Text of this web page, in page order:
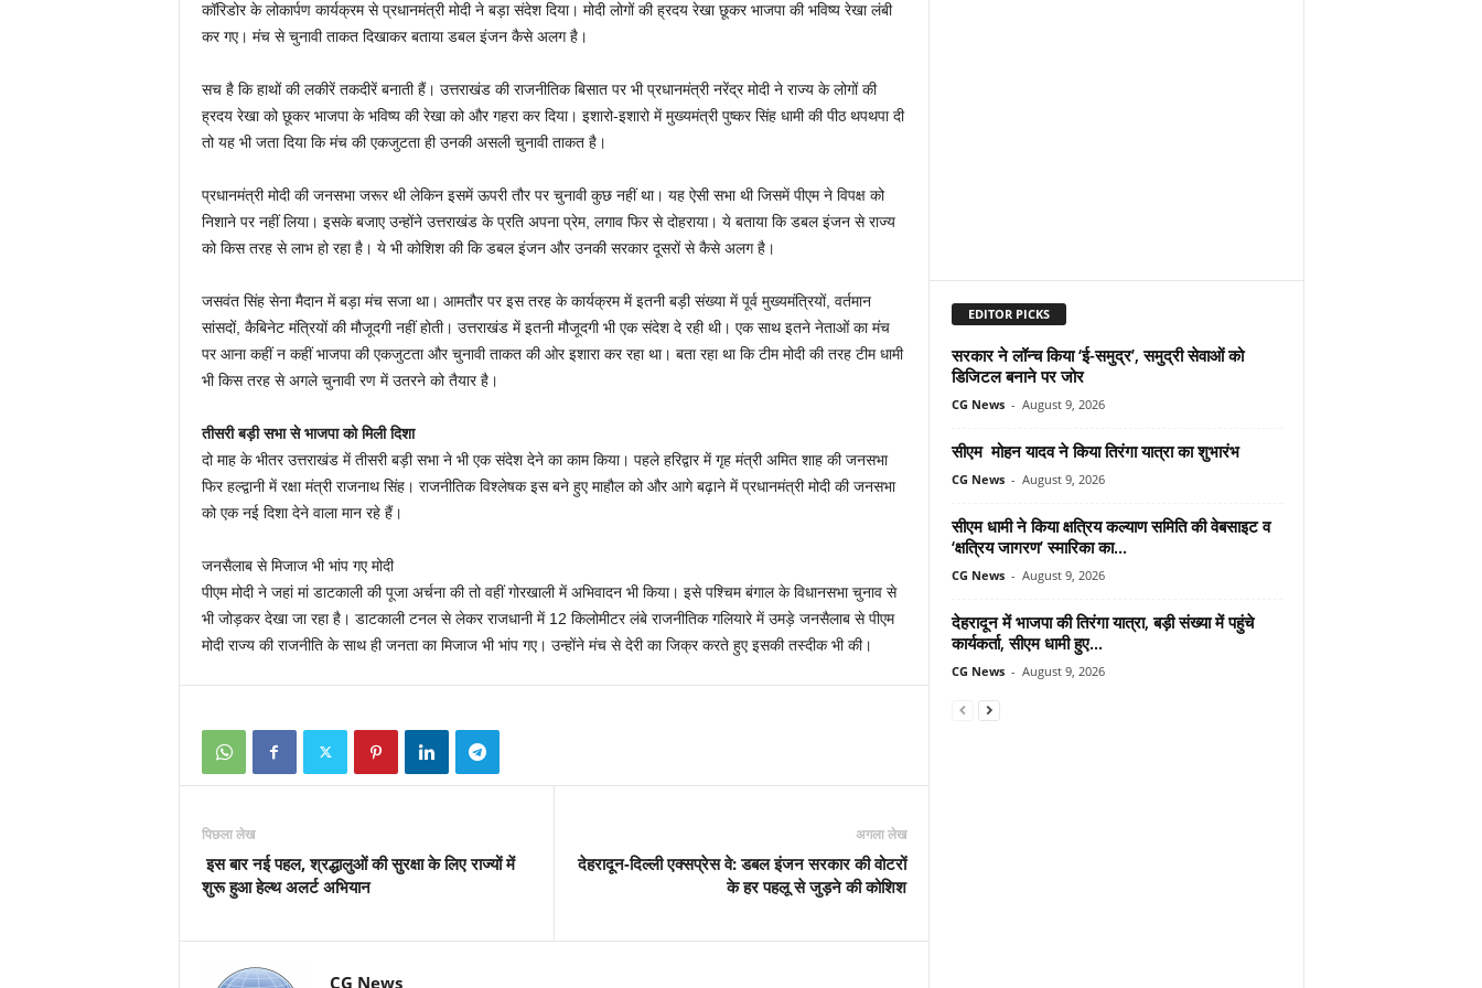
कॉरिडोर के लोकार्पण कार्यक्रम से प्रधानमंत्री मोदी ने बड़ा संदेश दिया। मोदी लोगों की ह्रदय रेखा छूकर भाजपा की भविष्य रेखा लंबी
कर गए। मंच से चुनावी ताकत दिखाकर बताया डबल इंजन कैसे अलग है।
सच है कि हाथों की लकीरें तकदीरें बनाती हैं। उत्तराखंड की राजनीतिक बिसात पर भी प्रधानमंत्री नरेंद्र मोदी ने राज्य के लोगों की
ह्रदय रेखा को छूकर भाजपा के भविष्य की रेखा को और गहरा कर दिया। इशारो-इशारो में मुख्यमंत्री पुष्कर सिंह धामी की पीठ थपथपा दी
तो यह भी जता दिया कि मंच की एकजुटता ही उनकी असली चुनावी ताकत है।
प्रधानमंत्री मोदी की जनसभा जरूर थी लेकिन इसमें ऊपरी तौर पर चुनावी कुछ नहीं था। यह ऐसी सभा थी जिसमें पीएम ने विपक्ष को
निशाने पर नहीं लिया। इसके बजाए उन्होंने उत्तराखंड के प्रति अपना प्रेम, लगाव फिर से दोहराया। ये बताया कि डबल इंजन से राज्य
को किस तरह से लाभ हो रहा है। ये भी कोशिश की कि डबल इंजन और उनकी सरकार दूसरों से कैसे अलग है।
जसवंत सिंह सेना मैदान में बड़ा मंच सजा था। आमतौर पर इस तरह के कार्यक्रम में इतनी बड़ी संख्या में पूर्व मुख्यमंत्रियों, वर्तमान
सांसदों, कैबिनेट मंत्रियों की मौजूदगी नहीं होती। उत्तराखंड में इतनी मौजूदगी भी एक संदेश दे रही थी। एक साथ इतने नेताओं का मंच
पर आना कहीं न कहीं भाजपा की एकजुटता और चुनावी ताकत की ओर इशारा कर रहा था। बता रहा था कि टीम मोदी की तरह टीम धामी
भी किस तरह से अगले चुनावी रण में उतरने को तैयार है।
तीसरी बड़ी सभा से भाजपा को मिली दिशा
दो माह के भीतर उत्तराखंड में तीसरी बड़ी सभा ने भी एक संदेश देने का काम किया। पहले हरिद्वार में गृह मंत्री अमित शाह की जनसभा
फिर हल्द्वानी में रक्षा मंत्री राजनाथ सिंह। राजनीतिक विश्लेषक इस बने हुए माहौल को और आगे बढ़ाने में प्रधानमंत्री मोदी की जनसभा
को एक नई दिशा देने वाला मान रहे हैं।
जनसैलाब से मिजाज भी भांप गए मोदी
पीएम मोदी ने जहां मां डाटकाली की पूजा अर्चना की तो वहीं गोरखाली में अभिवादन भी किया। इसे पश्चिम बंगाल के विधानसभा चुनाव से
भी जोड़कर देखा जा रहा है। डाटकाली टनल से लेकर राजधानी में 12 किलोमीटर लंबे राजनीतिक गलियारे में उमड़े जनसैलाब से पीएम
मोदी राज्य की राजनीति के साथ ही जनता का मिजाज भी भांप गए। उन्होंने मंच से देरी का जिक्र करते हुए इसकी तस्दीक भी की।
पिछला लेख
इस बार नई पहल, श्रद्धालुओं की सुरक्षा के लिए राज्यों में
शुरू हुआ हेल्थ अलर्ट अभियान
अगला लेख
देहरादून-दिल्ली एक्सप्रेस वे: डबल इंजन सरकार की वोटरों
के हर पहलू से जुड़ने की कोशिश
CG News
EDITOR PICKS
सरकार ने लॉन्च किया ‘ई-समुद्र’, समुद्री सेवाओं को
डिजिटल बनाने पर जोर
CG News - August 9, 2026
सीएम मोहन यादव ने किया तिरंगा यात्रा का शुभारंभ
CG News - August 9, 2026
सीएम धामी ने किया क्षत्रिय कल्याण समिति की वेबसाइट व
‘क्षत्रिय जागरण’ स्मारिका का...
CG News - August 9, 2026
देहरादून में भाजपा की तिरंगा यात्रा, बड़ी संख्या में पहुंचे
कार्यकर्ता, सीएम धामी हुए...
CG News - August 9, 2026